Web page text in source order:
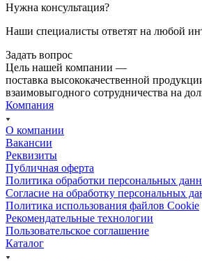
Нужна консультация?
Наши специалисты ответят на любой
Задать вопрос
Цель нашей компании —
поставка высококачественной
взаимовыгодного сотрудничества на
Компания
О компании
Вакансии
Реквизиты
Публичная оферта
Политика обработки персональных
Cогласие на обработку персональных
Политика использования файлов Cookie
Рекомендательные технологии
Пользовательское соглашение
Каталог